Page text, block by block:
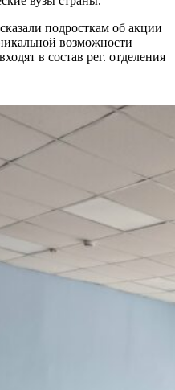
подросткам об акции
возможности
в состав рег. отделения